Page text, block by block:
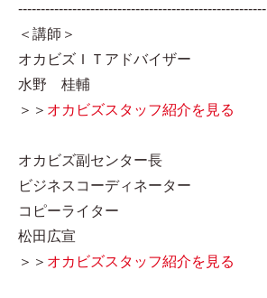
-------------------------------------------------------
＜講師＞
オカビズＩＴアドバイザー
水野 桂輔
＞＞ オカビズスタッフ紹介を見る
オカビズ副センター長
ビジネスコーディネーター
コピーライター
松田広宣
＞＞ オカビズスタッフ紹介を見る